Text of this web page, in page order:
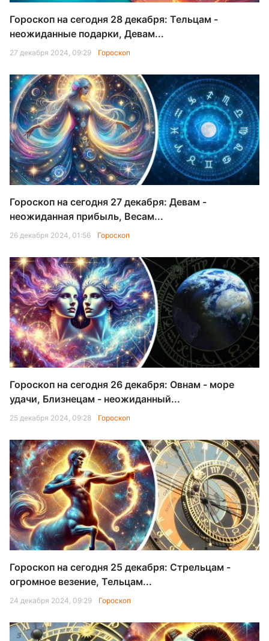
Гороскоп на сегодня 28 декабря: Тельцам -
неожиданные подарки, Девам...
27 декабря 2024, 09:29 Гороскоп
Гороскоп на сегодня 27 декабря: Девам -
неожиданная прибыль, Весам...
26 декабря 2024, 01:56 Гороскоп
Гороскоп на сегодня 26 декабря: Овнам - море
удачи, Близнецам - неожиданный...
25 декабря 2024, 09:28 Гороскоп
Гороскоп на сегодня 25 декабря: Стрельцам -
огромное везение, Тельцам...
24 декабря 2024, 09:29 Гороскоп